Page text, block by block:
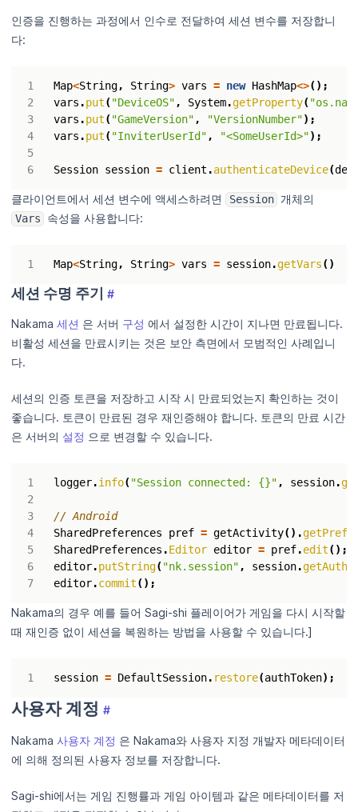
인증을 진행하는 과정에서 인수로 전달하여 세션 변수를 저장합니
다:
3
4
5
6
Map<String, String> vars = new HashMap<>();
vars .put("DeviceOS" , System.getProperty(
vars .put("GameVersion" , "VersionNumber");
vars .put("InviterUserId" , "<SomeUserId>");
Session session = client .authenticateDevice(
클라이언트에서 세션 변수에 액세스하려면 Session 개체의
Vars 속성을 사용합니다:
Map<String, String> vars = session.getVars()
세션 수명 주기 #
Nakama 세션 은 서버 구성 에서 설정한 시간이 지나면 만료됩니다.
비활성 세션을 만료시키는 것은 보안 측면에서 모범적인 사례입니
다.
세션의 인증 토큰을 저장하고 시작 시 만료되었는지 확인하는 것이
좋습니다. 토큰이 만료된 경우 재인증해야 합니다. 토큰의 만료 시간
은 서버의 설정 으로 변경할 수 있습니다.
3
4
5
6
7
logger.info("Session connected: {}" , session.
// Android
SharedPreferences
pref = getActivity().
SharedPreferences .Editor editor = pref.edit();
editor.putString("nk.session" , session.
editor.commit();
Nakama의 경우 예를 들어 Sagi-shi 플레이어가 게임을 다시 시작할
때 재인증 없이 세션을 복원하는 방법을 사용할 수 있습니다.]
session = DefaultSession. restore(authToken);
사용자 계정 #
Nakama 사용자 계정 은 Nakama와 사용자 지정 개발자 메타데이터
에 의해 정의된 사용자 정보를 저장합니다.
Sagi-shi에서는 게임 진행률과 게임 아이템과 같은 메타데이터를 저